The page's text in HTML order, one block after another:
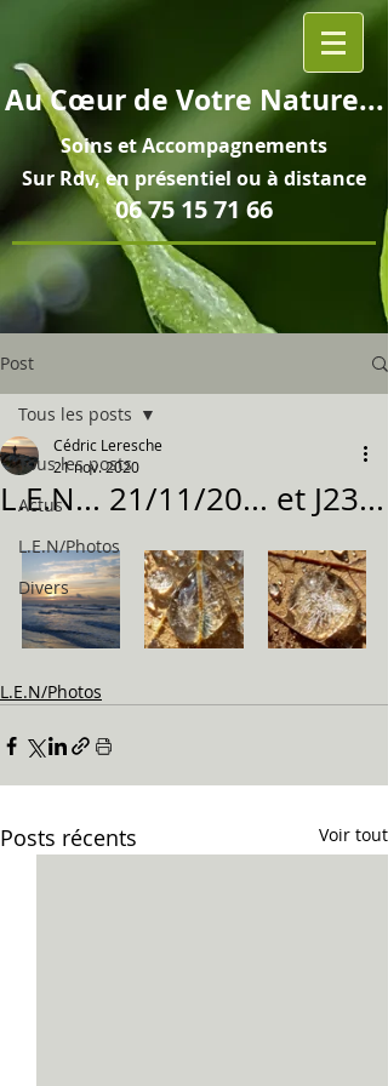
AuCœurde Votre Nature...
Soins etAccompagnements
Sur Rdv, en présentiel ou à distance
06 75 15 71 66
Post
Tous les posts
Actus
L.E.N/Photos
Divers
Tous les posts
L.E.N... 21/11/20... et J23...
Cédric Leresche
21 nov. 2020
L.E.N/Photos
Posts récents Voir tout